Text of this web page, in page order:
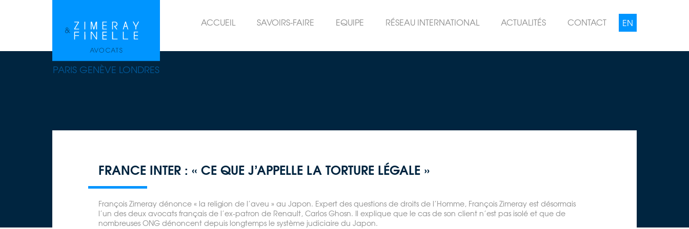
PARIS GENÈVE LONDRES
ACCUEIL SAVOIRS-FAIRE EQUIPE RÉSEAU INTERNATIONAL ACTUALITÉS CONTACT
FRANCE INTER : « CE QUE J’APPELLE LA TORTURE LÉGALE »
François Zimeray dénonce « la religion de l’aveu » au Japon. Expert des questions de droits de l’Homme, François Zimeray est désormais
l’un des deux avocats français de l’ex-patron de Renault, Carlos Ghosn. Il explique que le cas de son client n’est pas isolé et que de
nombreuses ONG dénoncent depuis longtemps le système judiciaire du Japon.